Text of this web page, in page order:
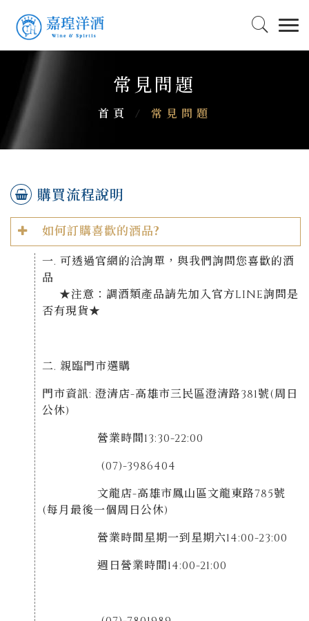
常見問題
首頁 / 常見問題
購買流程說明
如何訂購喜歡的酒品?
一. 可透過官網的洽詢單，與我們詢問您喜歡的酒
品
★注意：調酒類產品請先加入官方LINE詢問是
否有現貨★
二. 親臨門市選購
門市資訊: 澄清店-高雄市三民區澄清路381號(周日
公休)
營業時間13:30-22:00
(07)-3986404
文龍店-高雄市鳳山區文龍東路785號
(每月最後一個周日公休)
營業時間星期一到星期六14:00-23:00
週日營業時間14:00-21:00